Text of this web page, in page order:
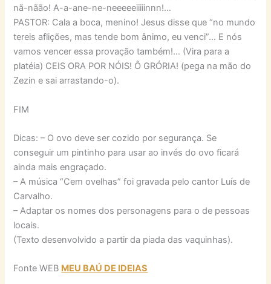
nã-nãão! A-a-ane-ne-neeeeeiiiiinnn!…
PASTOR: Cala a boca, menino! Jesus disse que “no mundo
tereis aflições, mas tende bom ânimo, eu venci”… E nós
vamos vencer essa provação também!… (Vira para a
platéia) CEIS ORA POR NÓIS! Ô GRÓRIA! (pega na mão do
Zezin e sai arrastando-o).
FIM
Dicas: – O ovo deve ser cozido por segurança. Se
conseguir um pintinho para usar ao invés do ovo ficará
ainda mais engraçado.
– A música “Cem ovelhas” foi gravada pelo cantor Luís de
Carvalho.
– Adaptar os nomes dos personagens para o de pessoas
locais.
(Texto desenvolvido a partir da piada das vaquinhas).
Fonte WEB MEU BAÚ DE IDEIAS